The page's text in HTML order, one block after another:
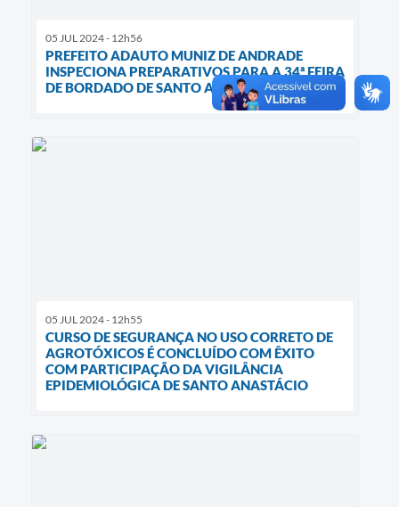
05 JUL 2024 - 12h56
PREFEITO ADAUTO MUNIZ DE ANDRADE
INSPECIONA PREPARATIVOS PARA A 34ª FEIRA
DE BORDADO DE SANTO ANASTÁCIO
05 JUL 2024 - 12h55
CURSO DE SEGURANÇA NO USO CORRETO DE
AGROTÓXICOS É CONCLUÍDO COM ÊXITO
COM PARTICIPAÇÃO DA VIGILÂNCIA
EPIDEMIOLÓGICA DE SANTO ANASTÁCIO